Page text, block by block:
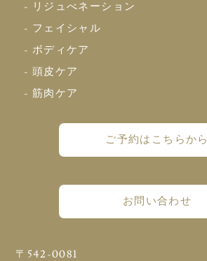
- リジュべネーション
- フェイシャル
- ボディケア
- 頭皮ケア
- 筋肉ケア
ご予約はこちらから
お問い合わせ
〒542-0081